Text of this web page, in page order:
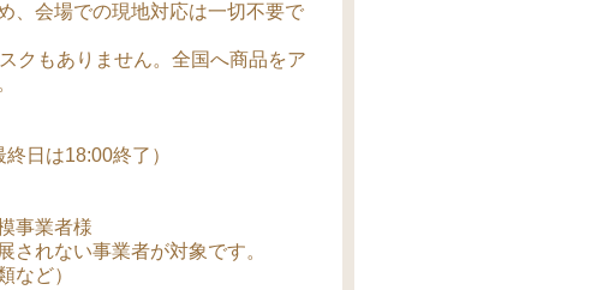
、会場での現地対応は一切不要で
クもありません。全国へ商品をア
日は18:00終了）
事業者様
れない事業者が対象です。
など）